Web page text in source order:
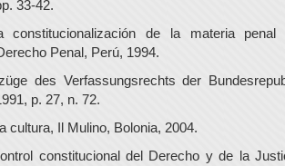
33-42.
constitucionalización de la materia penal
Penal, Perú, 1994.
des Verfassungsrechts der
p. 27, n. 72.
cultura, Il Mulino, Bolonia, 2004.
constitucional del Derecho y de la